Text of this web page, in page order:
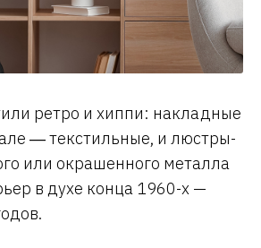
ретро и хиппи: накладные
― текстильные, и люстры-
или окрашенного металла
в духе конца 1960-х —